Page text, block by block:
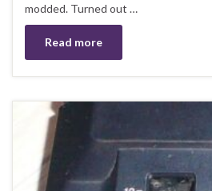
modded. Turned out …
Read more